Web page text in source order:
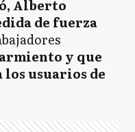
Alberto
de fuerza
y que
los usuarios de